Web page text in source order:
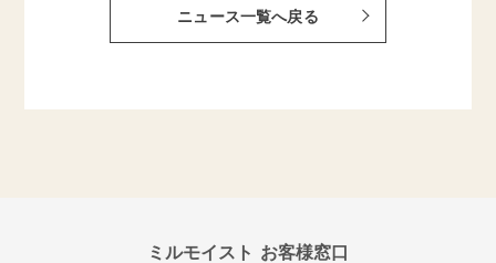
ニュース一覧へ戻る
ミルモイスト お客様窓口